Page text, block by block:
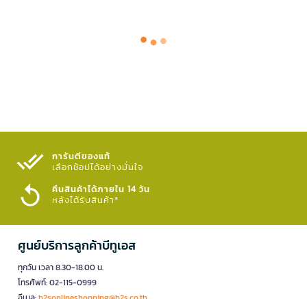
การันตีของแท้
เลือกช้อปได้อย่างมั่นใจ​
คืนสินค้าได้ภายใน 14 วัน
หลังได้รับสินค้า*
ศูนย์บริการลูกค้าบีทูเอส
ทุกวัน เวลา 8.30-18.00 น.
โทรศัพท์: 02-115-0999